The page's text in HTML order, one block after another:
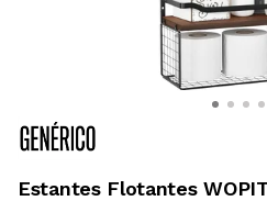
Estantes Flotantes